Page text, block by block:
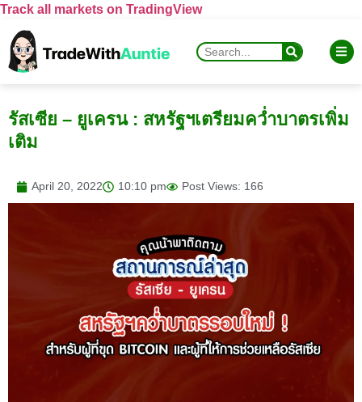
Track all markets on TradingView
รัสเซีย – ยูเครน : สหรัฐฯเตรียมคว่ำบาตรเพิ่ม
เติม
April 20, 2022 10:10 pm Post Views: 166